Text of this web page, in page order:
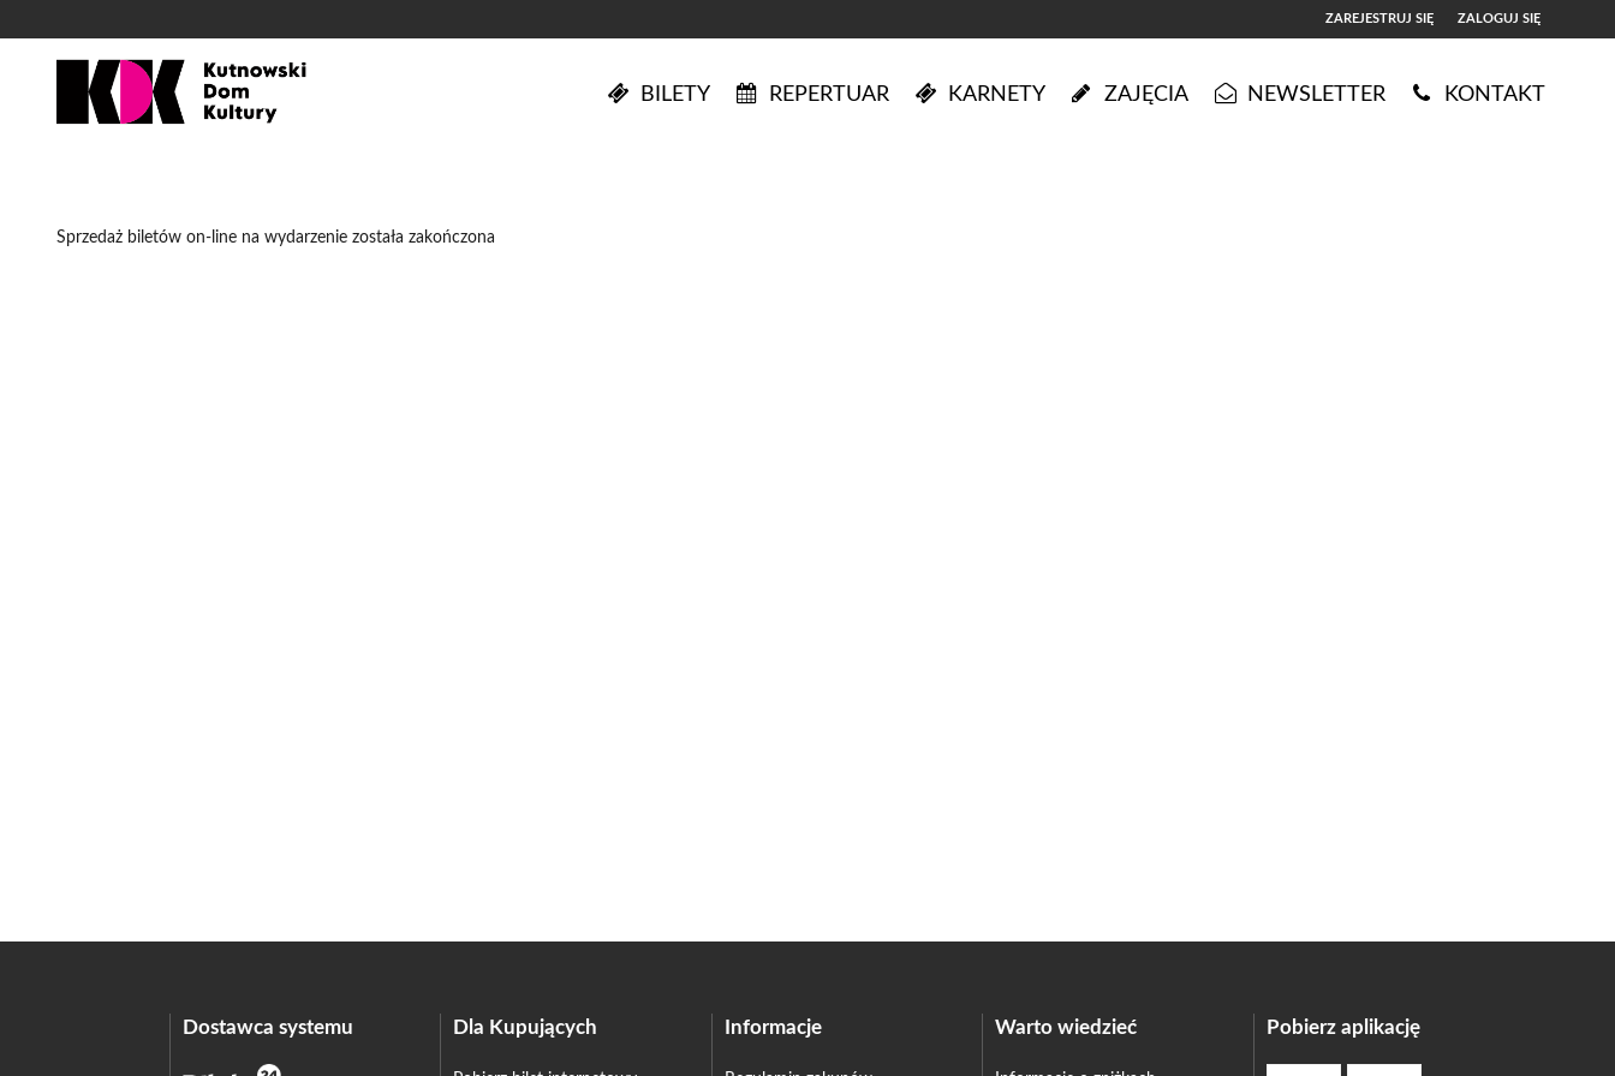
ZAREJESTRUJ SIĘ ZALOGUJ SIĘ
BILETY REPERTUAR KARNETY ZAJĘCIA NEWSLETTER KONTAKT
Sprzedaż biletów on-line na wydarzenie została zakończona
Dostawca systemu Dla Kupujących Informacje Warto wiedzieć Pobierz aplikację